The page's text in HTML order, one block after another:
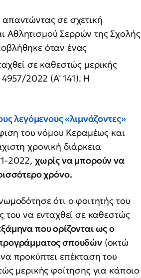
απαντώντας σε σχετική
Αθλητισμού Σερρών της Σχολής
όταν ένας
σε καθεστώς μερικής
2022 (Α΄ 141). Η
λεγόμενους «λιμνάζοντες»
του νόμου Κεραμέως και
χρονική διάρκεια
2022, χωρίς να μπορούν να
χρόνο.
ότι ο φοιτητής του
του να ενταχθεί σε καθεστώς
που ορίζονται ως ο
σπουδών(οκτώ
προκύπτει επέκταση του
μερικής φοίτησης για κάποιο